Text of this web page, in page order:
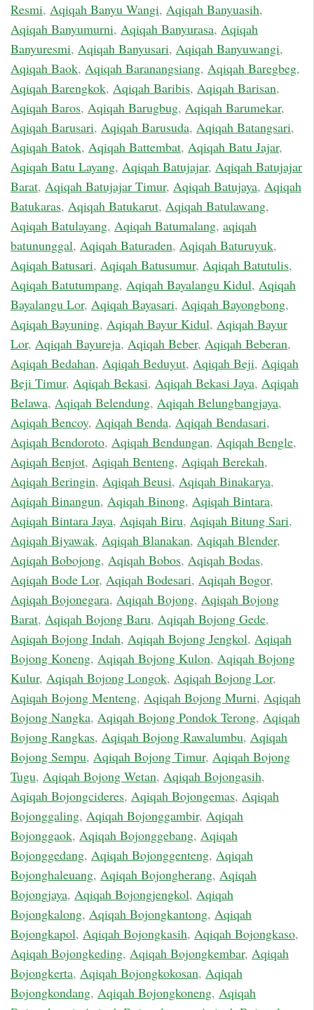
Resmi, Aqiqah Banyu Wangi, Aqiqah Banyuasih,
Aqiqah Banyumurni, Aqiqah Banyurasa, Aqiqah
Banyuresmi, Aqiqah Banyusari, Aqiqah Banyuwangi,
Aqiqah Baok, Aqiqah Baranangsiang, Aqiqah Baregbeg,
Aqiqah Barengkok, Aqiqah Baribis, Aqiqah Barisan,
Aqiqah Baros, Aqiqah Barugbug, Aqiqah Barumekar,
Aqiqah Barusari, Aqiqah Barusuda, Aqiqah Batangsari,
Aqiqah Batok, Aqiqah Battembat, Aqiqah Batu Jajar,
Aqiqah Batu Layang, Aqiqah Batujajar, Aqiqah Batujajar
Barat, Aqiqah Batujajar Timur, Aqiqah Batujaya, Aqiqah
Batukaras, Aqiqah Batukarut, Aqiqah Batulawang,
Aqiqah Batulayang, Aqiqah Batumalang, aqiqah
batununggal, Aqiqah Baturaden, Aqiqah Baturuyuk,
Aqiqah Batusari, Aqiqah Batusumur, Aqiqah Batutulis,
Aqiqah Batutumpang, Aqiqah Bayalangu Kidul, Aqiqah
Bayalangu Lor, Aqiqah Bayasari, Aqiqah Bayongbong,
Aqiqah Bayuning, Aqiqah Bayur Kidul, Aqiqah Bayur
Lor, Aqiqah Bayureja, Aqiqah Beber, Aqiqah Beberan,
Aqiqah Bedahan, Aqiqah Beduyut, Aqiqah Beji, Aqiqah
Beji Timur, Aqiqah Bekasi, Aqiqah Bekasi Jaya, Aqiqah
Belawa, Aqiqah Belendung, Aqiqah Belungbangjaya,
Aqiqah Bencoy, Aqiqah Benda, Aqiqah Bendasari,
Aqiqah Bendoroto, Aqiqah Bendungan, Aqiqah Bengle,
Aqiqah Benjot, Aqiqah Benteng, Aqiqah Berekah,
Aqiqah Beringin, Aqiqah Beusi, Aqiqah Binakarya,
Aqiqah Binangun, Aqiqah Binong, Aqiqah Bintara,
Aqiqah Bintara Jaya, Aqiqah Biru, Aqiqah Bitung Sari,
Aqiqah Biyawak, Aqiqah Blanakan, Aqiqah Blender,
Aqiqah Bobojong, Aqiqah Bobos, Aqiqah Bodas,
Aqiqah Bode Lor, Aqiqah Bodesari, Aqiqah Bogor,
Aqiqah Bojonegara, Aqiqah Bojong, Aqiqah Bojong
Barat, Aqiqah Bojong Baru, Aqiqah Bojong Gede,
Aqiqah Bojong Indah, Aqiqah Bojong Jengkol, Aqiqah
Bojong Koneng, Aqiqah Bojong Kulon, Aqiqah Bojong
Kulur, Aqiqah Bojong Longok, Aqiqah Bojong Lor,
Aqiqah Bojong Menteng, Aqiqah Bojong Murni, Aqiqah
Bojong Nangka, Aqiqah Bojong Pondok Terong, Aqiqah
Bojong Rangkas, Aqiqah Bojong Rawalumbu, Aqiqah
Bojong Sempu, Aqiqah Bojong Timur, Aqiqah Bojong
Tugu, Aqiqah Bojong Wetan, Aqiqah Bojongasih,
Aqiqah Bojongcideres, Aqiqah Bojongemas, Aqiqah
Bojonggaling, Aqiqah Bojonggambir, Aqiqah
Bojonggaok, Aqiqah Bojonggebang, Aqiqah
Bojonggedang, Aqiqah Bojonggenteng, Aqiqah
Bojonghaleuang, Aqiqah Bojongherang, Aqiqah
Bojongjaya, Aqiqah Bojongjengkol, Aqiqah
Bojongkalong, Aqiqah Bojongkantong, Aqiqah
Bojongkapol, Aqiqah Bojongkasih, Aqiqah Bojongkaso,
Aqiqah Bojongkeding, Aqiqah Bojongkembar, Aqiqah
Bojongkerta, Aqiqah Bojongkokosan, Aqiqah
Bojongkondang, Aqiqah Bojongkoneng, Aqiqah